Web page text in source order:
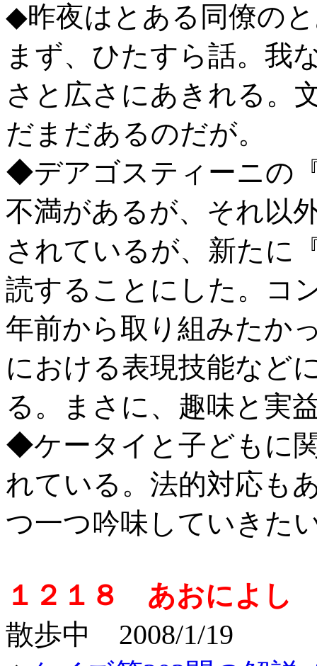
◆昨夜はとある同僚の
まず、ひたすら話。我
さと広さにあきれる。
だまだあるのだが。
◆デアゴスティーニの
不満があるが、それ以
されているが、新たに
読することにした。コ
年前から取り組みたか
における表現技能など
る。まさに、趣味と実
◆ケータイと子どもに
れている。法的対応も
つ一つ吟味していきた
１２１８ あおによし
散歩中 2008/1/19